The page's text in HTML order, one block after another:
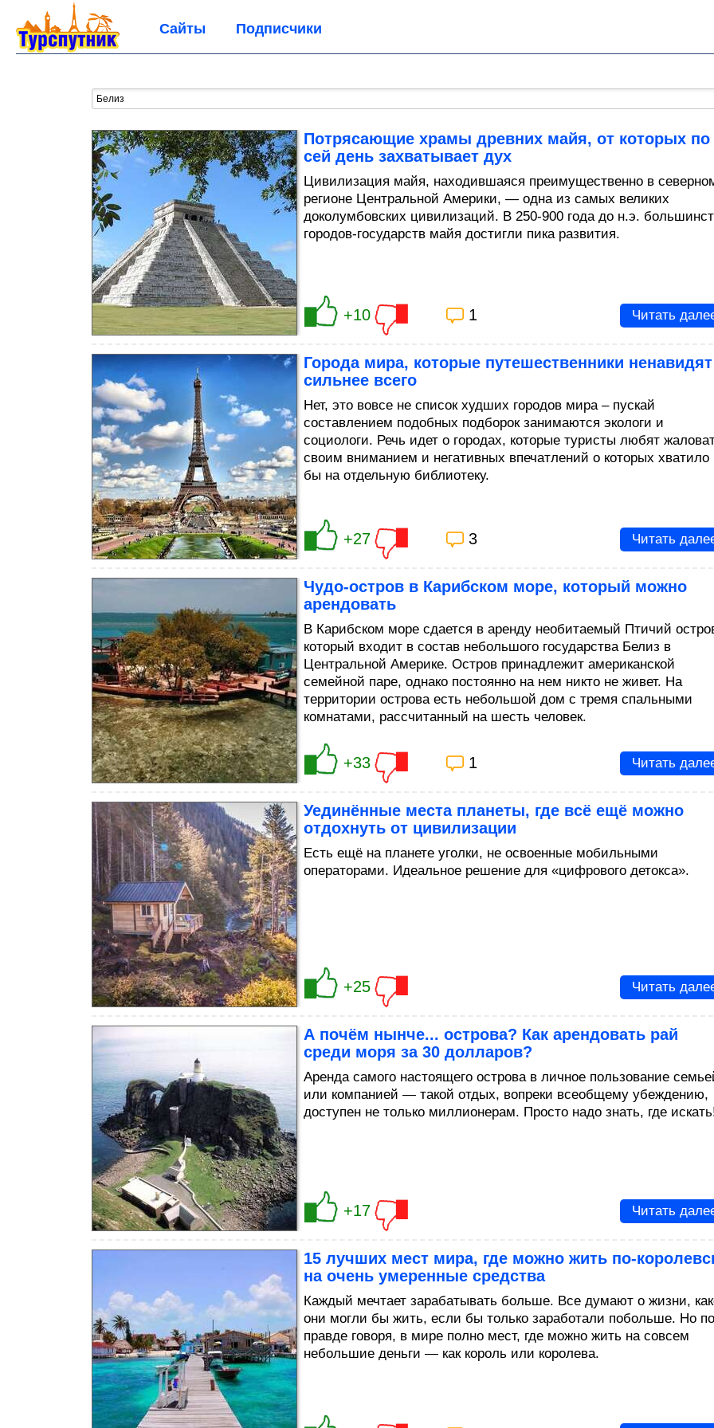
Сайты Подписчики
Потрясающие храмы древних майя, от которых по
сей день захватывает дух
Цивилизация майя, находившаяся преимущественно в
регионе Центральной Америки, — одна из самых великих
доколумбовских цивилизаций. В 250-900 года до н.э.
городов-государств майя достигли пика развития.
+10 1 Читать
Города мира, которые путешественники ненавидят
сильнее всего
Нет, это вовсе не список худших городов мира – пускай
составлением подобных подборок занимаются экологи и
социологи. Речь идет о городах, которые туристы любят
своим вниманием и негативных впечатлений о которых хватило
бы на отдельную библиотеку.
+27 3 Читать
Чудо-остров в Карибском море, который можно
арендовать
В Карибском море сдается в аренду необитаемый Птичий
который входит в состав небольшого государства Белиз в
Центральной Америке. Остров принадлежит американской
семейной паре, однако постоянно на нем никто не живет. На
территории острова есть небольшой дом с тремя спальными
комнатами, рассчитанный на шесть человек.
+33 1 Читать
Уединённые места планеты, где всё ещё можно
отдохнуть от цивилизации
Есть ещё на планете уголки, не освоенные мобильными
операторами. Идеальное решение для «цифрового детокса».
+25 Читать
А почём нынче... острова? Как арендовать рай
среди моря за 30 долларов?
Аренда самого настоящего острова в личное пользование
или компанией — такой отдых, вопреки всеобщему убеждению,
доступен не только миллионерам. Просто надо знать, где
+17 Читать
15 лучших мест мира, где можно жить по-
на очень умеренные средства
Каждый мечтает зарабатывать больше. Все думают о жизни,
они могли бы жить, если бы только заработали побольше. Но по
правде говоря, в мире полно мест, где можно жить на совсем
небольшие деньги — как король или королева.